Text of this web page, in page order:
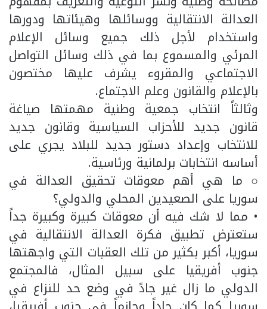
العدالة الانتقالية ووسائلها وهيئاتها ودورها
واستخدام لأجل ذلك جميع وسائل الإعلام
المرئي والمسموع بما في ذلك وسائل التواصل
الاجتماعي والمقروء يشرف عليها مختصون
بالإعلام والقانون وعلم الاجتماع.
وثالثاً انتخاب جمعية وطنية مهمتها صياغة
قانون جديد للأحزاب السياسية وقانون جديد
للانتخاب وإعداد دستور جديد للبلاد يجري على
أساسه انتخابات برلمانية ورئاسية.
○ ما هي أهم معوقات تحقيق العدالة في
سوريا على الصعيدين المحلي والدولي؟
• مما لا شك فيه أن معوقات كبيرة وكبيرة جداً
ستعترض تطبيق فكرة العدالة الانتقالية في
سوريا، أكبر بكثير من تلك العقبات التي واجهتها
جنوب أفريقيا على سبيل المثال، فالمجتمع
الدولي ما زال غير جادً في وضع حد للنزاع في